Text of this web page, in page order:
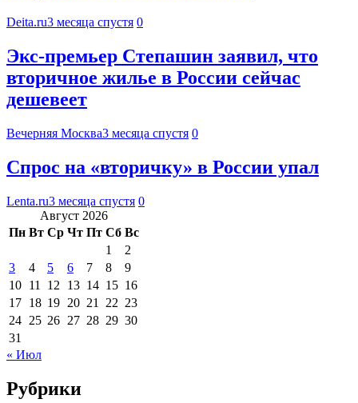
Deita.ru3 месяца спустя 0
Экс-премьер Степашин заявил, что
вторичное жилье в России сейчас
дешевеет
Вечерняя Москва3 месяца спустя 0
Спрос на «вторичку» в России упал
Lenta.ru3 месяца спустя 0
Август 2026
Пн Вт Ср Чт Пт Сб Вс
1
2
3
4 5 6 7 8
9
10 11 12 13 14 15 16
17 18 19 20 21 22 23
24 25 26 27 28 29 30
31
« Июл
Рубрики